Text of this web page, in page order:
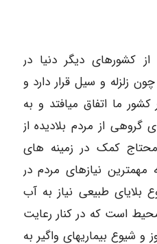
کشورهای دیگر دنیا در
زلزله و سیل قرار دارد و
ما اتفاق میافتد و به
گروهی از مردم بلادیده از
کمک در زمینه های
نیازهای مردم در
بلایای طبیعی نیاز به آب
است که در کنار رعایت
و شیوع بیماریهای واگیر به